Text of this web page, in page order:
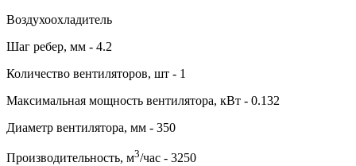
Воздухоохладитель
Шаг ребер, мм - 4.2
Количество вентиляторов, шт - 1
Максимальная мощность вентилятора, кВт - 0.132
Диаметр вентилятора, мм - 350
Производительность, м3/час - 3250